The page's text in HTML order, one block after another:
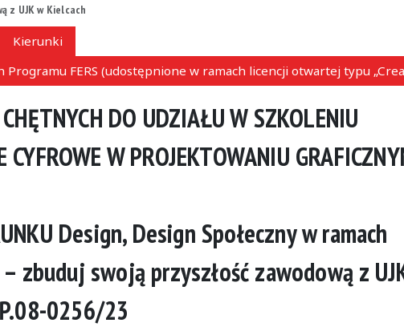
z UJK w Kielcach
Kierunki
FERS (udostępnione w ramach licencji otwartej typu
DO UDZIAŁU W SZKOLENIU
CYFROWE W PROJEKTOWANIU
Design, Design Społeczny w ramach
zbuduj swoją przyszłość zawodową z
0256/23